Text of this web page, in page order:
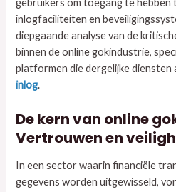
gebruikers om toegang te
inlogfaciliteiten en
diepgaande analyse van de
binnen de online gokindustrie,
platformen die dergelijke diensten
inlog.
De kern van online
Vertrouwen en
In een sector waarin financiële
gegevens worden uitgewisseld,